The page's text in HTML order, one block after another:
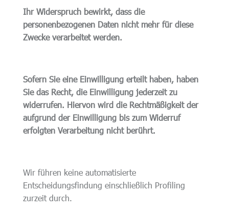
Ihr Widerspruch bewirkt, dass die
personenbezogenen Daten nicht mehr für diese
Zwecke verarbeitet werden.
Sofern Sie eine Einwilligung erteilt haben, haben
Sie das Recht, die Einwilligung jederzeit zu
widerrufen. Hiervon wird die Rechtmäßigkeit der
aufgrund der Einwilligung bis zum Widerruf
erfolgten Verarbeitung nicht berührt.
Wir führen keine automatisierte
Entscheidungsfindung einschließlich Profiling
zurzeit durch.